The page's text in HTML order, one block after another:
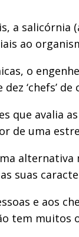
salicórnia
ao
o
‘chefs’
que avalia
de uma
alternativa
suas
e aos
tem muitos